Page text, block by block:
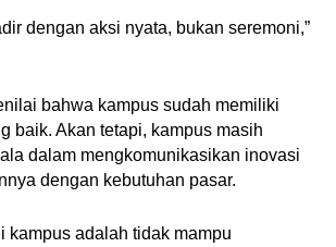
dengan aksi nyata, bukan seremoni,”
bahwa kampus sudah memiliki
baik. Akan tetapi, kampus masih
dalam mengkomunikasikan inovasi
dengan kebutuhan pasar.
kampus adalah tidak mampu